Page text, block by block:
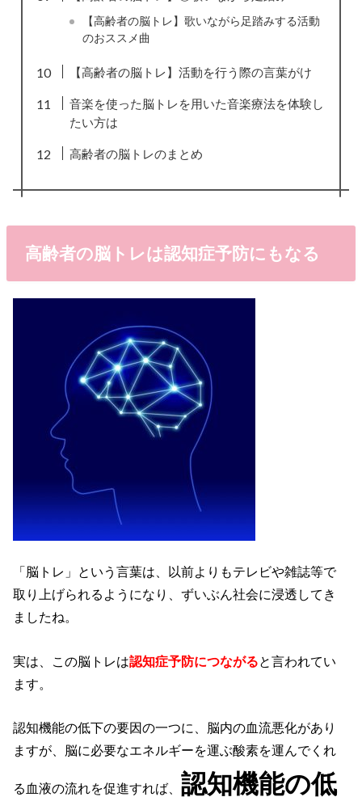
【高齢者の脳トレ】歌いながら足踏みする活動
のおススメ曲
【高齢者の脳トレ】活動を行う際の言葉がけ
音楽を使った脳トレを用いた音楽療法を体験し
たい方は
高齢者の脳トレのまとめ
高齢者の脳トレは認知症予防にもなる
「脳トレ」という言葉は、以前よりもテレビや雑誌等で
取り上げられるようになり、ずいぶん社会に浸透してき
ましたね。
実は、この脳トレは認知症予防につながると言われてい
ます。
認知機能の低下の要因の一つに、脳内の血流悪化があり
ますが、脳に必要なエネルギーを運ぶ酸素を運んでくれ
る 血液の流れを促進すれば、認知機能の低